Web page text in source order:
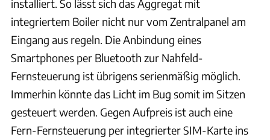
installiert. So lässt sich das Aggregat mit
integriertem Boiler nicht nur vom Zentralpanel am
Eingang aus regeln. Die Anbindung eines
Smartphones per Bluetooth zur Nahfeld-
Fernsteuerung ist übrigens serienmäßig möglich.
Immerhin könnte das Licht im Bug somit im Sitzen
gesteuert werden. Gegen Aufpreis ist auch eine
Fern-Fernsteuerung per integrierter SIM-Karte ins